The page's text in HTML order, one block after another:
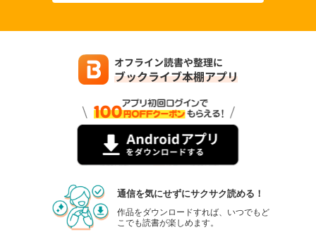
通信を気にせずにサクサク読める！
作品をダウンロードすれば、いつでもど
こでも読書が楽しめます。